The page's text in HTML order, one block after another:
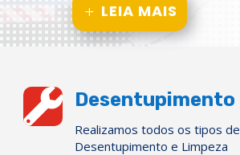
LEIA MAIS
 Desentupimento
Realizamos todos os tipos de
Desentupimento e Limpeza